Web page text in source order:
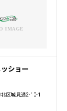
ショー
区城見通2-10-1